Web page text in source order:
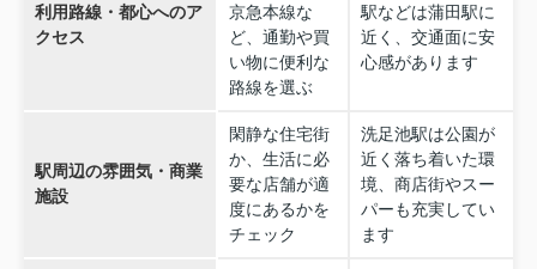
利用路線・都心へのア
クセス
京急本線な
ど、通勤や買
い物に便利な
路線を選ぶ
駅などは蒲田駅に
近く、交通面に安
心感があります
駅周辺の雰囲気・商業
施設
閑静な住宅街
か、生活に必
要な店舗が適
度にあるかを
チェック
洗足池駅は公園が
近く落ち着いた環
境、商店街やスー
パーも充実してい
ます